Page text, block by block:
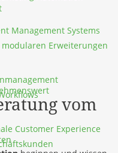
Management Systems
Customer Experience
Erweiterungen
vom